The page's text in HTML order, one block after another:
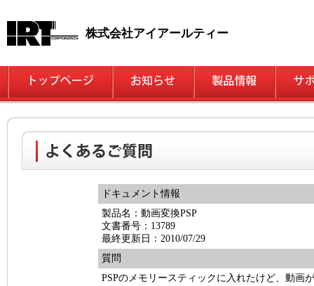
株式会社アイアールティー
ドキュメント情報
製品名：動画変換PSP
文書番号：13789
最終更新日：2010/07/29
質問
PSPのメモリースティックに入れたけど、動画